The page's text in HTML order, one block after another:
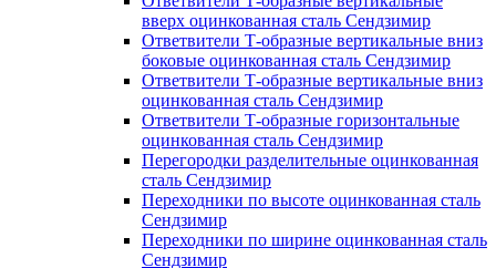
вверх оцинкованная сталь Сендзимир
Ответвители Т-образные вертикальные вниз
боковые оцинкованная сталь Сендзимир
Ответвители Т-образные вертикальные вниз
оцинкованная сталь Сендзимир
Ответвители Т-образные горизонтальные
оцинкованная сталь Сендзимир
Перегородки разделительные оцинкованная
сталь Сендзимир
Переходники по высоте оцинкованная сталь
Сендзимир
Переходники по ширине оцинкованная сталь
Сендзимир